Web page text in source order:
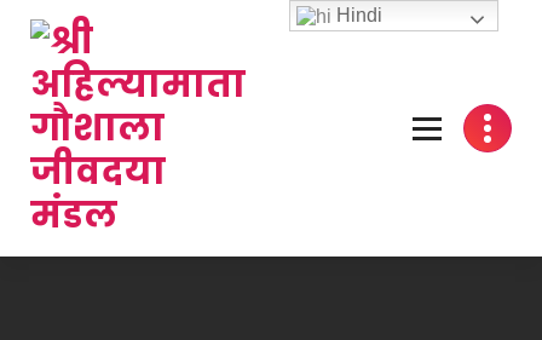
Hindi